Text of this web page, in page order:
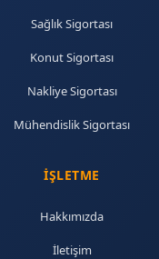
Sağlık Sigortası
Konut Sigortası
Nakliye Sigortası
Mühendislik Sigortası
İŞLETME
Hakkımızda
İletişim